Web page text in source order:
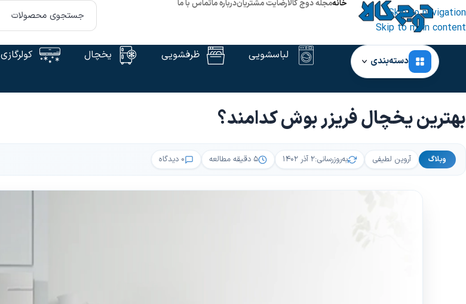
Skip to navigation
Skip to main content
خانهمجله دوج کالارضایت مشتریاندرباره ماتماس با ما
دسته‌بندی لباسشویی ظرفشویی یخچال کولرگازی
بهترین یخچال فریزر بوش کدامند؟
وبلاگ آروین لطیفی به‌روزرسانی:۲ آذر ۱۴۰۲ ۵ دقیقه مطالعه ۰ دیدگاه